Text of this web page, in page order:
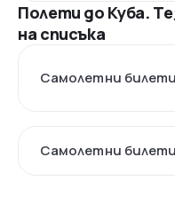
Полети до Куба.
на списъка
Самолетни
Самолетни